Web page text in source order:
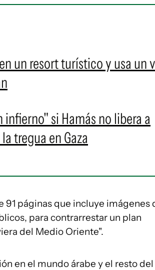
un resort turístico y usa un
si Hamás no libera a
tregua en Gaza
páginas que incluye imágenes
para contrarrestar un plan
del Medio Oriente".
en el mundo árabe y el resto